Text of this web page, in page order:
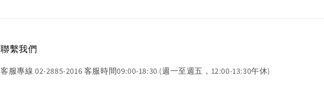
聯繫我們
客服專線 02-2885-2016 客服時間09:00-18:30 (週一至週五，12:00-13:30午休)